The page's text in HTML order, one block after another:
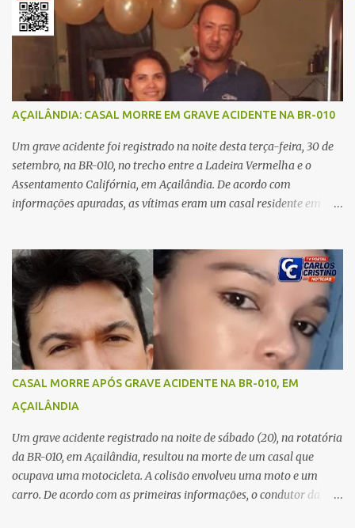
convite de um amigo para ir a uma festa. Ao chegar ao local,
percebeu que o ex também estava presente, mas permaneceu
tranquila durante todo o evento. O ataque aconteceu quando
Karine retornava para casa, por volta das 5h40 da manhã.
“Quando cheguei, ele estava escondido. Assim que me viu, entrou
no carro e começou a me atacar com uma faca, atingindo também
o rapaz que estava comigo”, relatou. Após a agressão, Karine
recebeu atendimento médico e passa bem, estando fora de perigo.
A jovem também registrou boletim de ocorrência contra o ex-
companheiro. Mesm...
AÇAILÂNDIA: CASAL MORRE EM GRAVE ACIDENTE NA BR-010
Um grave acidente foi registrado na noite desta terça-feira, 30 de
setembro, na BR-010, no trecho entre a Ladeira Vermelha e o
Assentamento Califórnia, em Açailândia. De acordo com
informações apuradas, as vítimas eram um casal residente em
quando ocorreu a tragédia. O acidente envolveu uma motocicleta e
um caminhão caçamba. Com o impacto da colisão, o casal não
resistiu aos ferimentos e veio a óbito ainda no local. As vítimas
foram identificadas como Carmem Rejane e Ronaldo de Jesus.
Equipes de socorro foram acionadas, mas nada puderam fazer
além de constatar os óbitos. A Polícia Rodoviária Federal (PRF)
esteve no local para controlar o tráfego e coletar informações que
CASAL MORRE APÓS GRAVE ACIDENTE NA BR-010, EM
AÇAILÂNDIA
Um grave acidente registrado na noite de sábado (20), na rotatória
da BR-010, em Açailândia, resultou na morte de um casal que
ocupava uma motocicleta. A colisão envolveu uma moto e um
carro. De acordo com as primeiras informações, o condutor da